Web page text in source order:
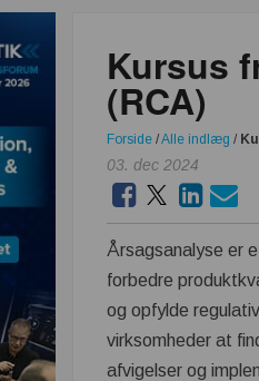
Kursus
(RCA)
Forside /Alle indlæg /
03. dec 2024
Årsagsanalyse er
forbedre
og opfylde
virksomheder at
afvigelser og